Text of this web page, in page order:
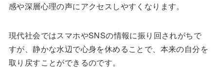
感や深層心理の声にアクセスしやすくなります。
現代社会ではスマホやSNSの情報に振り回されがちで
すが、静かな水辺で心身を休めることで、本来の自分を
取り戻すことができるのです。